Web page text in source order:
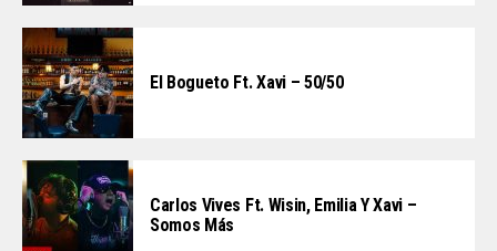
El Bogueto Ft. Xavi – 50/50
Carlos Vives Ft. Wisin, Emilia Y Xavi –
Somos Más